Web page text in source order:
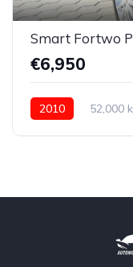
Smart Fortwo
€6,950
2010 52,000